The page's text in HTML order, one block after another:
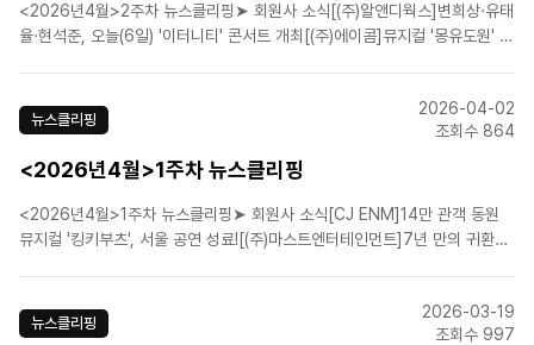
<2026년4월>2주차 뉴스클리핑➤ 회원사 소식[(주)알앤디웍스]변희상·유태
율·현석준, 오늘(6일) '이터니티' 콘서트 개최[(주)에이콤]뮤지컬 '몽유도원' 샤
확정…티파니 영→정진운 출연 ..
뉴스클리핑
2026-04-02
조회수 864
<2026년4월>1주차 뉴스클리핑
<2026년4월>1주차 뉴스클리핑➤ 회원사 소식[CJ ENM]14만 관객 동원
뮤지컬 '킹키부츠', 서울 공연 성료![(주)마스트엔터테인먼트]7년 만의 귀환~
오늘 세 번째 시즌 개..
뉴스클리핑
2026-03-19
조회수 997